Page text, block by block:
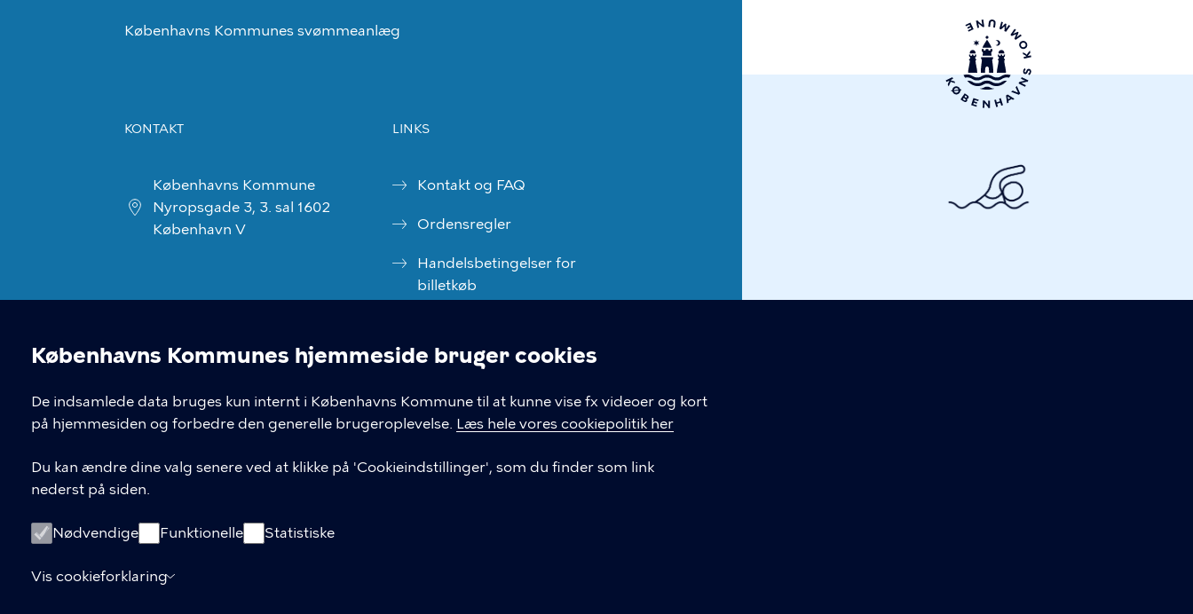
Cookieindstillinger
Københavns Kommunes hjemmeside bruger cookies
De indsamlede data bruges kun internt i Københavns Kommune til at kunne vise fx videoer og kort
på hjemmesiden og forbedre den generelle brugeroplevelse. Læs hele vores cookiepolitik her
Du kan ændre dine valg senere ved at klikke på 'Cookieindstillinger', som du finder som link
nederst på siden.
Nødvendige Funktionelle Statistiske
Vis cookieforklaring
Københavns Kommunes svømmeanlæg
KONTAKT
Københavns Kommune
Nyropsgade 3, 3. sal 1602
København V
LINKS
Kontakt og FAQ
Ordensregler
Handelsbetingelser for
billetkøb
Privatlivspolitik
Cookiepolitik